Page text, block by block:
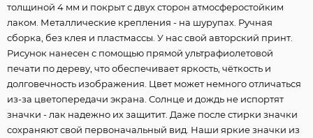
толщиной 4 мм и покрыт с двух сторон атмосферостойким
лаком. Металлические крепления - на шурупах. Ручная
сборка, без клея и пластмассы. У нас свой авторский принт.
Рисунок нанесен с помощью прямой ультрафиолетовой
печати по дереву, что обеспечивает яркость, чёткость и
долговечность изображения. Цвет может немного отличаться
из-за цветопередачи экрана. Солнце и дождь не испортят
значки - лак надежно их защитит. Даже после стирки значки
сохраняют свой первоначальный вид. Наши яркие значки из